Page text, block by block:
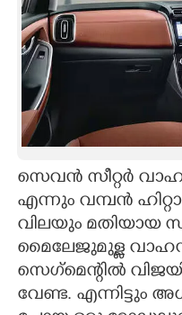
INFO+
ART
ASTRO
CARTOONS
LITERATURE
ZOOM
സെവൻ സീറ്റർ
എന്നും വമ്പൻ
വിലയും മതിയായ
മൈലേജുമുള്ള
സെഗ്മെന്റിൽ
വേണ്ട. എന്നിട്ടും